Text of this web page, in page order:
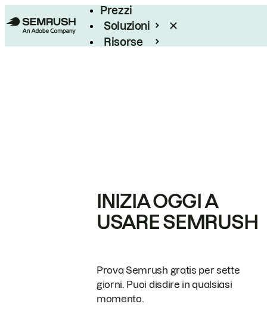
Prezzi
Soluzioni
Risorse
INIZIA OGGI A
USARE SEMRUSH
Prova Semrush gratis per sette
giorni. Puoi disdire in qualsiasi
momento.